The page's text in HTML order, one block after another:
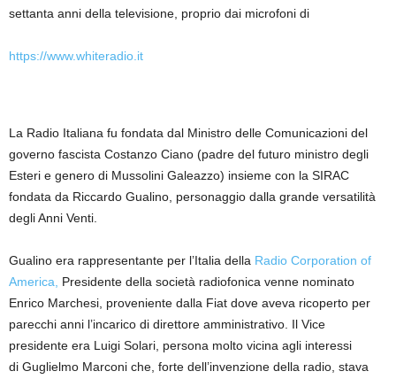
settanta anni della televisione, proprio dai microfoni di
https://www.whiteradio.it
La Radio Italiana fu fondata dal Ministro delle Comunicazioni del
governo fascista Costanzo Ciano (padre del futuro ministro degli
Esteri e genero di Mussolini Galeazzo) insieme con la SIRAC
fondata da Riccardo Gualino, personaggio dalla grande versatilità
degli Anni Venti.
Gualino era rappresentante per l’Italia della Radio Corporation of
America,
Presidente della società radiofonica venne nominato
Enrico Marchesi, proveniente dalla Fiat dove aveva ricoperto per
parecchi anni l’incarico di direttore amministrativo. Il Vice
presidente era Luigi Solari, persona molto vicina agli interessi
di Guglielmo Marconi che, forte dell’invenzione della radio, stava